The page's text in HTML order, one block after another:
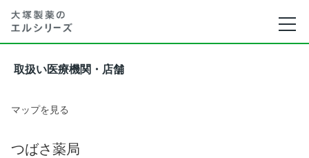
取扱い医療機関・店舗
マップを見る
つばさ薬局